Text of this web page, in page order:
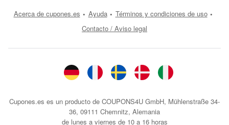
Acerca de cupones.es Ayuda
Términos y condiciones de uso
Contacto / Aviso legal
Cupones.es es un producto de COUPONS4U GmbH, Mühlenstraße 34-
36, 09111 Chemnitz, Alemania
de lunes a viernes de 10 a 16 horas